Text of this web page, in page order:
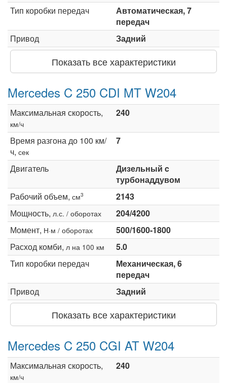
Тип коробки передач
Автоматическая, 7
передач
Привод
Задний
Показать все характеристики
Mercedes C 250 CDI MT W204
Максимальная скорость,
км/ч
240
Время разгона до 100 км/
ч, сек
7
Двигатель
Дизельный c
турбонаддувом
Рабочий объем, см3
2143
Мощность, л.с. / оборотах
204/4200
Момент, Н·м / оборотах
500/1600-1800
Расход комби, л на 100 км
5.0
Тип коробки передач
Механическая, 6
передач
Привод
Задний
Показать все характеристики
Mercedes C 250 CGI AT W204
Максимальная скорость,
км/ч
240